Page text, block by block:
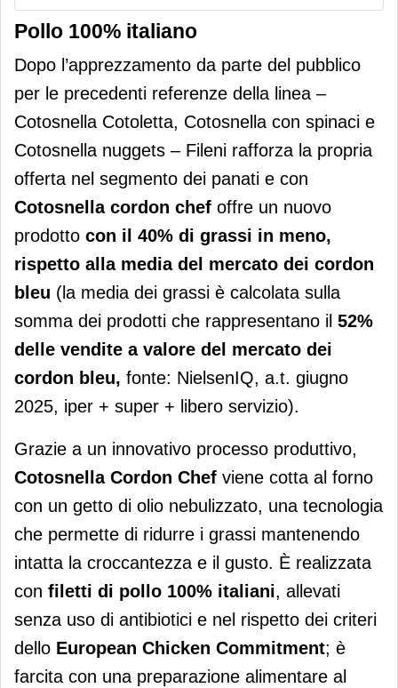
Pollo 100% italiano
Dopo l’apprezzamento da parte del pubblico
per le precedenti referenze della linea –
Cotosnella Cotoletta, Cotosnella con spinaci e
Cotosnella nuggets – Fileni rafforza la propria
offerta nel segmento dei panati e con
Cotosnella cordon chef offre un nuovo
prodotto con il 40% di grassi in meno,
rispetto alla media del mercato dei cordon
bleu (la media dei grassi è calcolata sulla
somma dei prodotti che rappresentano il 52%
delle vendite a valore del mercato dei
cordon bleu, fonte: NielsenIQ, a.t. giugno
2025, iper + super + libero servizio).
Grazie a un innovativo processo produttivo,
Cotosnella Cordon Chef viene cotta al forno
con un getto di olio nebulizzato, una tecnologia
che permette di ridurre i grassi mantenendo
intatta la croccantezza e il gusto. È realizzata
con filetti di pollo 100% italiani, allevati
senza uso di antibiotici e nel rispetto dei criteri
dello European Chicken Commitment; è
farcita con una preparazione alimentare al